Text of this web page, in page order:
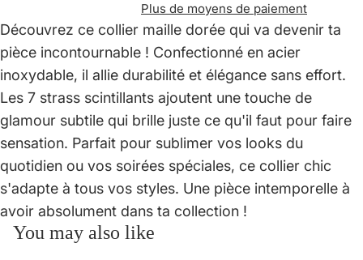
Plus de moyens de paiement
Découvrez ce collier maille dorée qui va devenir ta
pièce incontournable ! Confectionné en acier
inoxydable, il allie durabilité et élégance sans effort.
Les 7 strass scintillants ajoutent une touche de
glamour subtile qui brille juste ce qu'il faut pour faire
sensation. Parfait pour sublimer vos looks du
quotidien ou vos soirées spéciales, ce collier chic
s'adapte à tous vos styles. Une pièce intemporelle à
avoir absolument dans ta collection !
You may also like